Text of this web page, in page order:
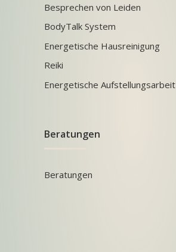
Besprechen von Leiden
BodyTalk System
Energetische Hausreinigung
Reiki
Energetische Aufstellungsarbeit
Beratungen
Beratungen